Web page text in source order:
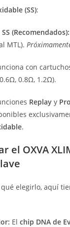
(SS):
(Recomendados):
MTL).
con
0.8Ω, 1.2Ω).
Replay y
.
el OXVA
elegirlo, aquí
El chip DNA de